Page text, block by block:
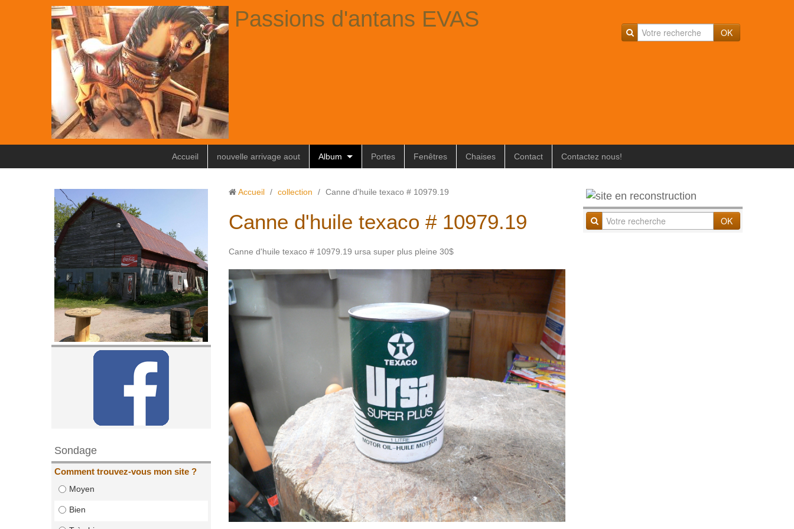
OK
Passions d'antans EVAS
Accueil nouvelle arrivage aout Album Portes Fenêtres Chaises Contact Contactez nous!
Sondage
Comment trouvez-vous mon site ?
Moyen
Bien
Accueil / collection / Canne d'huile texaco # 10979.19
Canne d'huile texaco # 10979.19
Canne d'huile texaco # 10979.19 ursa super plus pleine 30$
OK